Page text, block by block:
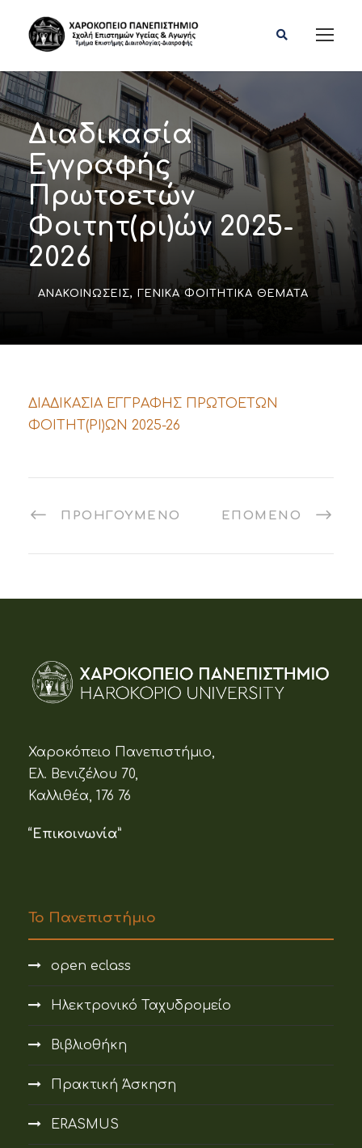
Διαδικασία
Εγγραφής
Πρωτοετών
Φοιτητ(ρι)ών 2025-
2026
ΑΝΑΚΟΙΝΏΣΕΙΣ, ΓΕΝΙΚΆ ΦΟΙΤΗΤΙΚΆ ΘΈΜΑΤΑ
ΔΙΑΔΙΚΑΣΙΑ ΕΓΓΡΑΦΗΣ ΠΡΩΤΟΕΤΩΝ
ΦΟΙΤΗΤ(ΡΙ)ΩΝ 2025-26
ΠΡΟΗΓΟΎΜΕΝΟ ΕΠΌΜΕΝΟ
Χαροκόπειο Πανεπιστήμιο,
Ελ. Βενιζέλου 70,
Καλλιθέα, 176 76
“Επικοινωνία”
Το Πανεπιστήμιο
open eclass
Ηλεκτρονικό Ταχυδρομείο
Βιβλιοθήκη
Πρακτική Άσκηση
ERASMUS